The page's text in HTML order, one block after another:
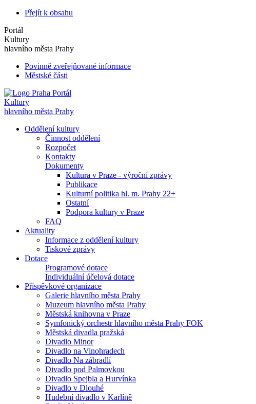
Přejít k obsahu
Portál
Kultury
hlavního města Prahy
Povinně zveřejňované informace
Městské části
Portál
Kultury
hlavního města Prahy
Oddělení kultury
Činnost oddělení
Rozpočet
Kontakty
Dokumenty
Kultura v Praze - výroční zprávy
Publikace
Kulturní politika hl. m. Prahy 22+
Ostatní
Podpora kultury v Praze
FAQ
Aktuality
Informace z oddělení kultury
Tiskové zprávy
Dotace
Programové dotace
Individuální účelová dotace
Příspěvkové organizace
Galerie hlavního města Prahy
Muzeum hlavního města Prahy
Městská knihovna v Praze
Symfonický orchestr hlavního města Prahy FOK
Městská divadla pražská
Divadlo Minor
Divadlo na Vinohradech
Divadlo Na zábradlí
Divadlo pod Palmovkou
Divadlo Spejbla a Hurvínka
Divadlo v Dlouhé
Hudební divadlo v Karlíně